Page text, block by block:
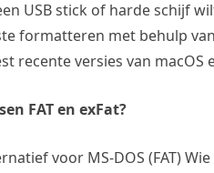
USB stick of harde schijf
formatteren met behulp
recente versies van macOS
FAT en exFat?
voor MS-DOS (FAT)